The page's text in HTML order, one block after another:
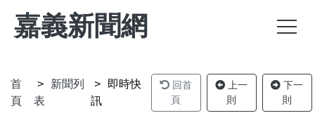
嘉義新聞網
首
頁
新聞列
表
即時快
訊
回首
頁
上一
則
下一
則